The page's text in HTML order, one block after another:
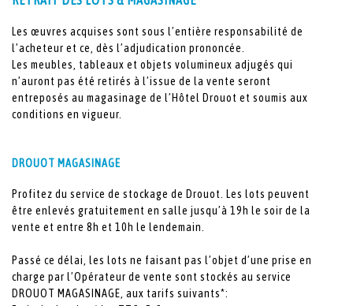
Les œuvres acquises sont sous l’entière responsabilité de
l’acheteur et ce, dès l’adjudication prononcée.
Les meubles, tableaux et objets volumineux adjugés qui
n’auront pas été retirés à l’issue de la vente seront
entreposés au magasinage de l’Hôtel Drouot et soumis aux
conditions en vigueur.
DROUOT MAGASINAGE
Profitez du service de stockage de Drouot. Les lots peuvent
être enlevés gratuitement en salle jusqu’à 19h le soir de la
vente et entre 8h et 10h le lendemain.
Passé ce délai, les lots ne faisant pas l’objet d’une prise en
charge par l’Opérateur de vente sont stockés au service
DROUOT MAGASINAGE, aux tarifs suivants*: